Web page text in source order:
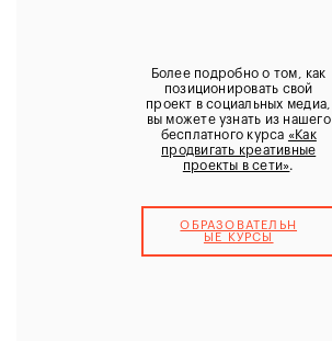
Более подробно о том, как
позиционировать свой
проект в социальных медиа,
вы можете узнать из нашего
бесплатного курса «Как
продвигать креативные
проекты в сети».
ОБРАЗОВАТЕЛЬН
ЫЕ КУРCЫ